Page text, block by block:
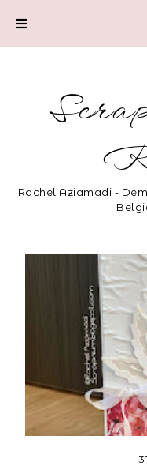
Rachel Aziamadi -